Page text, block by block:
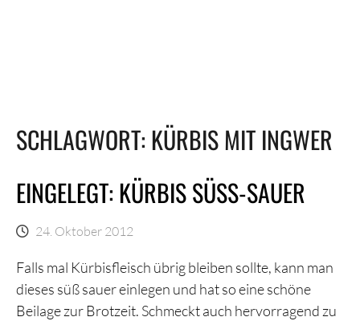
SCHLAGWORT: KÜRBIS MIT INGWER
EINGELEGT: KÜRBIS SÜSS-SAUER
24. Oktober 2012
Falls mal Kürbisfleisch übrig bleiben sollte, kann man
dieses süß sauer einlegen und hat so eine schöne
Beilage zur Brotzeit. Schmeckt auch hervorragend zu